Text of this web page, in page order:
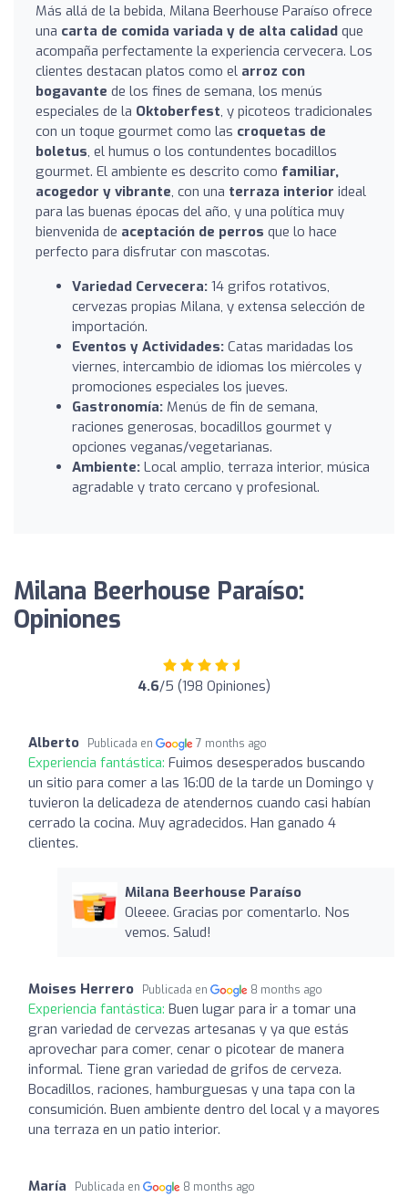
Más allá de la bebida, Milana Beerhouse Paraíso ofrece
una carta de comida variada y de alta calidad que
acompaña perfectamente la experiencia cervecera. Los
clientes destacan platos como el arroz con
bogavante de los fines de semana, los menús
especiales de la Oktoberfest, y picoteos tradicionales
con un toque gourmet como las croquetas de
boletus, el humus o los contundentes bocadillos
gourmet. El ambiente es descrito como familiar,
acogedor y vibrante, con una terraza interior ideal
para las buenas épocas del año, y una política muy
bienvenida de aceptación de perros que lo hace
perfecto para disfrutar con mascotas.
Variedad Cervecera: 14 grifos rotativos,
cervezas propias Milana, y extensa selección de
importación.
Eventos y Actividades: Catas maridadas los
viernes, intercambio de idiomas los miércoles y
promociones especiales los jueves.
Gastronomía: Menús de fin de semana,
raciones generosas, bocadillos gourmet y
opciones veganas/vegetarianas.
Ambiente: Local amplio, terraza interior, música
agradable y trato cercano y profesional.
Milana Beerhouse Paraíso:
Opiniones
4.6/5 (198 Opiniones)
Alberto Publicada en 7 months ago
Experiencia fantástica: Fuimos desesperados buscando
un sitio para comer a las 16:00 de la tarde un Domingo y
tuvieron la delicadeza de atendernos cuando casi habían
cerrado la cocina. Muy agradecidos. Han ganado 4
clientes.
Milana Beerhouse Paraíso
Oleeee. Gracias por comentarlo. Nos
vemos. Salud!
Moises Herrero Publicada en 8 months ago
Experiencia fantástica: Buen lugar para ir a tomar una
gran variedad de cervezas artesanas y ya que estás
aprovechar para comer, cenar o picotear de manera
informal. Tiene gran variedad de grifos de cerveza.
Bocadillos, raciones, hamburguesas y una tapa con la
consumición. Buen ambiente dentro del local y a mayores
una terraza en un patio interior.
María Publicada en 8 months ago